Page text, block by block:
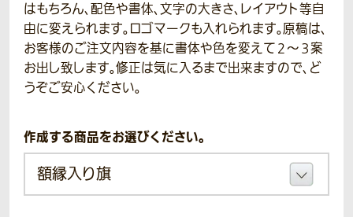
はもちろん、配色や書体、文字の大きさ、レイアウト等自
由に変えられます。ロゴマークも入れられます。原稿は、
お客様のご注文内容を基に書体や色を変えて２～３案
お出し致します。修正は気に入るまで出来ますので、ど
うぞご安心ください。
作成する商品をお選びください。